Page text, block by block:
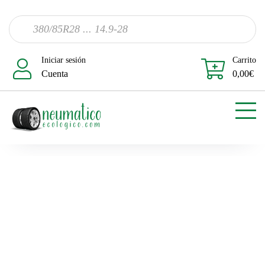
Iniciar sesión
Cuenta
Carrito
0,00€